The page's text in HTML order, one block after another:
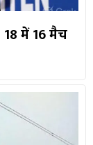
18 में 16 मैच